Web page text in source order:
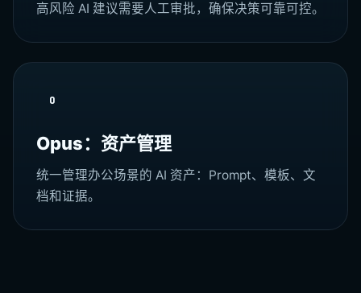
高风险 AI 建议需要人工审批，确保决策可靠可控。
O
Opus：资产管理
统一管理办公场景的 AI 资产：Prompt、模板、文
档和证据。